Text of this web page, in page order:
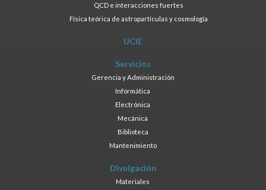
QCD e interacciones fuertes
Física teórica de astropartículas y cosmología
UCIE
Servicios
Gerencia y Administración
Informática
Electrónica
Mecánica
Biblioteca
Mantenimiento
Divulgación
Materiales